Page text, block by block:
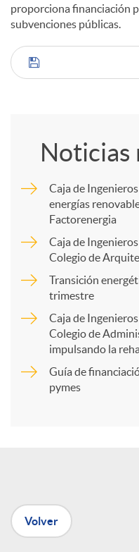
proporciona financiación
subvenciones públicas.
C
r
n
Noticias
Caja de
energías
Factorenergia
Caja de
Colegio de
Transición
trimestre
Caja de
Colegio de
impulsando la
Guía de
pymes
Volver